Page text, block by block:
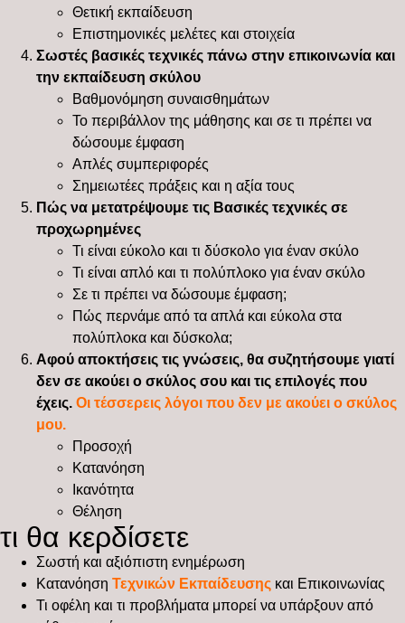
Θετική εκπαίδευση
Επιστημονικές μελέτες και στοιχεία
Σωστές βασικές τεχνικές πάνω στην επικοινωνία και
την εκπαίδευση σκύλου
Βαθμονόμηση συναισθημάτων
Το περιβάλλον της μάθησης και σε τι πρέπει να
δώσουμε έμφαση
Απλές συμπεριφορές
Σημειωτέες πράξεις και η αξία τους
Πώς να μετατρέψουμε τις Βασικές τεχνικές σε
προχωρημένες
Τι είναι εύκολο και τι δύσκολο για έναν σκύλο
Τι είναι απλό και τι πολύπλοκο για έναν σκύλο
Σε τι πρέπει να δώσουμε έμφαση;
Πώς περνάμε από τα απλά και εύκολα στα
πολύπλοκα και δύσκολα;
Αφού αποκτήσεις τις γνώσεις, θα συζητήσουμε γιατί
δεν σε ακούει ο σκύλος σου και τις επιλογές που
έχεις. Οι τέσσερεις λόγοι που δεν με ακούει ο σκύλος
μου.
Προσοχή
Κατανόηση
Ικανότητα
Θέληση
τι θα κερδίσετε
Σωστή και αξιόπιστη ενημέρωση
Κατανόηση Τεχνικών Εκπαίδευσης και Επικοινωνίας
Τι οφέλη και τι προβλήματα μπορεί να υπάρξουν από